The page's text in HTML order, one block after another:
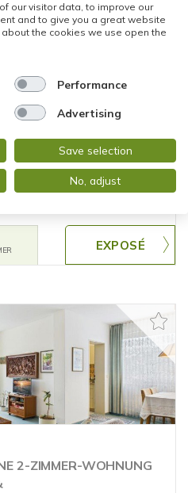
ZIMMER WOHNUNG MIT
IN DER NEUSTADT
2-ZIMMER-WOHNUNG
our visitor data, to improve our
and to give you a great website
the cookies we use open the
Performance
Advertising
Save selection
No, adjust